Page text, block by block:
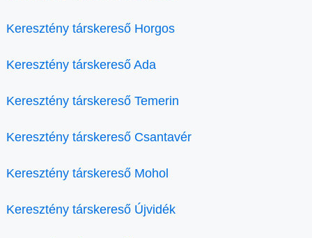
Keresztény társkereső Horgos
Keresztény társkereső Ada
Keresztény társkereső Temerin
Keresztény társkereső Csantavér
Keresztény társkereső Mohol
Keresztény társkereső Újvidék